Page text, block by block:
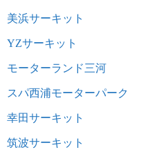
美浜サーキット
YZサーキット
モーターランド三河
スパ西浦モーターパーク
幸田サーキット
筑波サーキット